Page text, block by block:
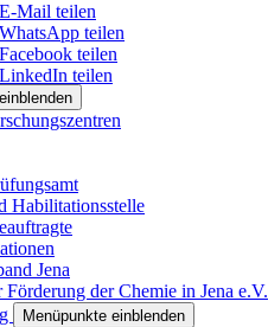
Mail teilen
teilen
teilen
teilen
Habilitationsstelle
Jena
Förderung der Chemie in Jena e.V.
Menüpunkte einblenden